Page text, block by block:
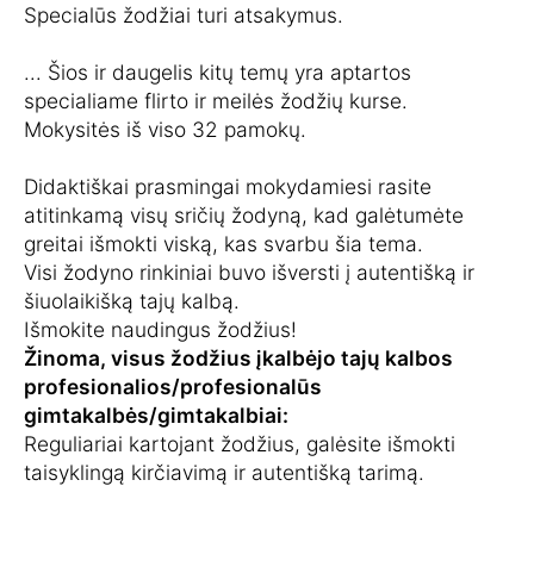
Specialūs žodžiai turi atsakymus.
... Šios ir daugelis kitų temų yra aptartos
specialiame flirto ir meilės žodžių kurse.
Mokysitės iš viso 32 pamokų.
Didaktiškai prasmingai mokydamiesi rasite
atitinkamą visų sričių žodyną, kad galėtumėte
greitai išmokti viską, kas svarbu šia tema.
Visi žodyno rinkiniai buvo išversti į autentišką ir
šiuolaikišką tajų kalbą.
Išmokite naudingus žodžius!
Žinoma, visus žodžius įkalbėjo tajų kalbos
profesionalios/profesionalūs
gimtakalbės/gimtakalbiai:
Reguliariai kartojant žodžius, galėsite išmokti
taisyklingą kirčiavimą ir autentišką tarimą.